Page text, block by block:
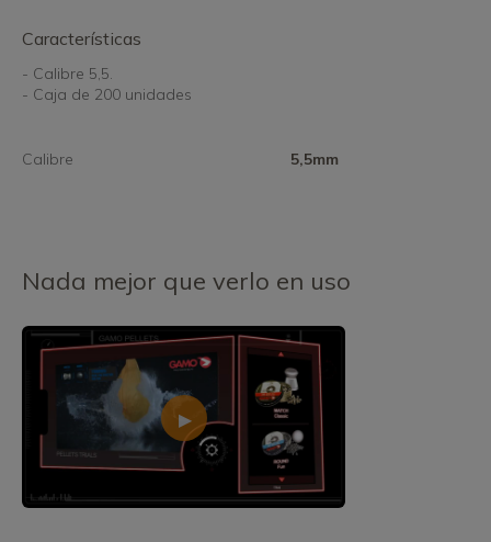
Características
- Calibre 5,5.
- Caja de 200 unidades
Calibre 5,5mm
Nada mejor que verlo en uso